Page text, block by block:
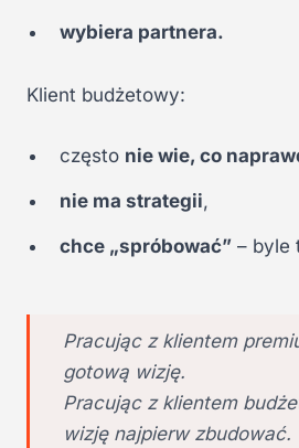
wybiera partnera.
Klient budżetowy:
często nie wie, co
nie ma strategii,
chce „spróbować” – byle
Pracując z klientem
gotową wizję.
Pracując z klientem
wizję najpierw zbudować.